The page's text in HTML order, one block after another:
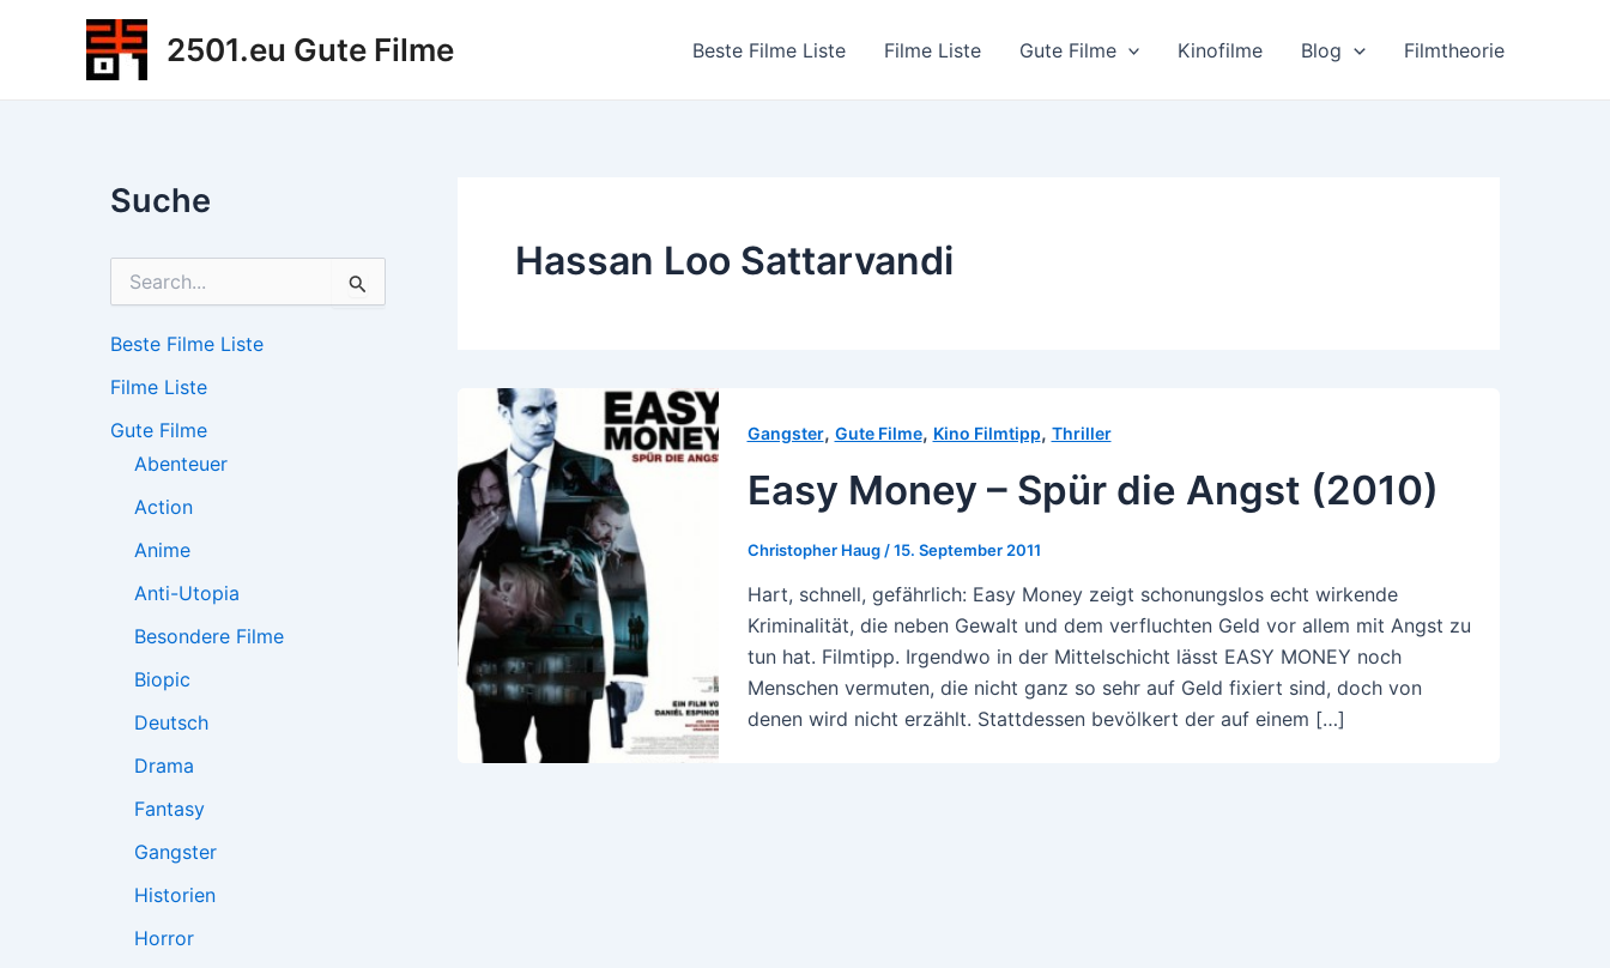
2501.eu Gute Filme Beste Filme Liste Filme Liste Gute Filme Kinofilme Blog Filmtheorie
Suche
h
n
a
Beste Filme Liste
Filme Liste
Gute Filme
Abenteuer
Action
Anime
Anti-Utopia
Besondere Filme
Biopic
Deutsch
Drama
Fantasy
Gangster
Historien
Horror
Hassan Loo Sattarvandi
Gangster, Gute Filme, Kino Filmtipp, Thriller
Easy Money – Spür die Angst (2010)
Christopher Haug /15. September 2011
Hart, schnell, gefährlich: Easy Money zeigt schonungslos echt wirkende
Kriminalität, die neben Gewalt und dem verfluchten Geld vor allem mit Angst zu
tun hat. Filmtipp. Irgendwo in der Mittelschicht lässt EASY MONEY noch
Menschen vermuten, die nicht ganz so sehr auf Geld fixiert sind, doch von
denen wird nicht erzählt. Stattdessen bevölkert der auf einem […]